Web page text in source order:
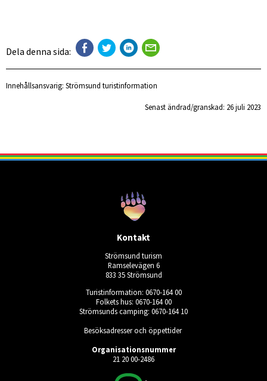
Dela denna sida:
Innehållsansvarig: Strömsund turistinformation
Senast ändrad/granskad: 26 juli 2023
Kontakt
Strömsund turism
Ramselevägen 6
833 35 Strömsund
Turistinformation: 0670-164 00
Folkets hus: 0670-164 00
Strömsunds camping: 0670-164 10
Besöksadresser och öppettider
Organisationsnummer
21 20 00-2486